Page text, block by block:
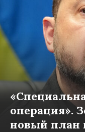
операция».
новый план